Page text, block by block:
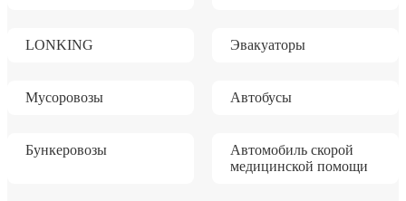
LONKING Эвакуаторы
Мусоровозы Автобусы
Бункеровозы
Автомобиль скорой
медицинской помощи